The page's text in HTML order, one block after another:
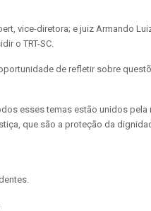
vice-diretora; e juiz Armando
o TRT-SC.
de refletir sobre
esses temas estão unidos pela
que são a proteção da